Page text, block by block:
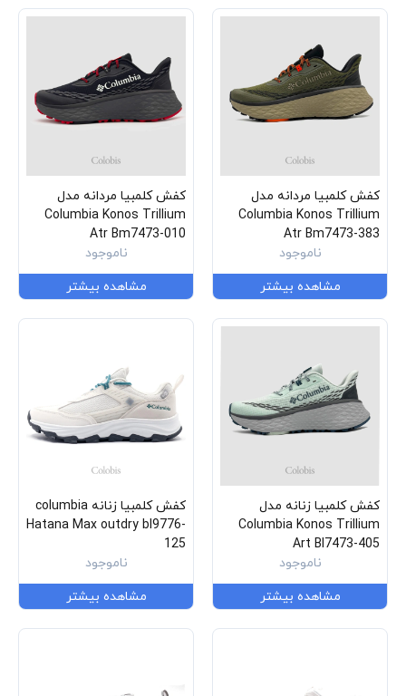
کفش کلمبیا مردانه مدل
Columbia Konos Trillium
Atr Bm7473-383
ناموجود
مشاهده بیشتر
کفش کلمبیا مردانه مدل
Columbia Konos Trillium
Atr Bm7473-010
ناموجود
مشاهده بیشتر
کفش کلمبیا زنانه مدل
Columbia Konos Trillium
Art Bl7473-405
ناموجود
مشاهده بیشتر
کفش کلمبیا زنانه columbia
Hatana Max outdry bl9776-
125
ناموجود
مشاهده بیشتر